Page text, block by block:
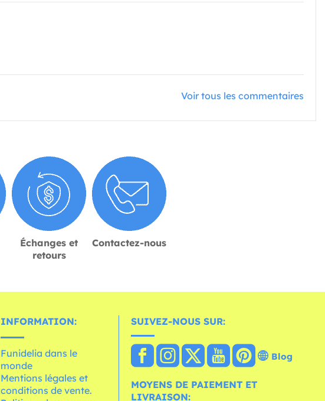
Voir tous les commentaires
Échanges et
retours
Contactez-nous
INFORMATION:
Funidelia dans le
monde
Mentions légales et
conditions de vente.
SUIVEZ-NOUS SUR:
Blog
MOYENS DE PAIEMENT ET
LIVRAISON: